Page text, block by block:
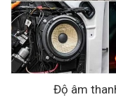
Độ âm